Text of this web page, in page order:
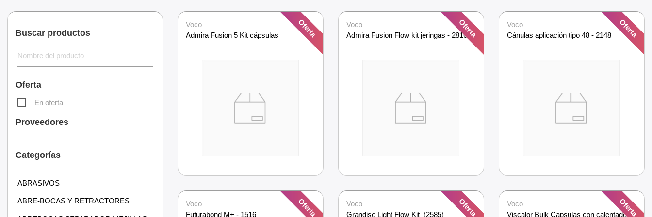
Buscar productos
Oferta
En oferta
Proveedores
Categorías
ABRASIVOS
ABRE-BOCAS Y RETRACTORES
Oferta
Voco
Admira Fusion 5 Kit cápsulas
Oferta
Voco
Admira Fusion Flow kit jeringas - 2816
Oferta
Voco
Cánulas aplicación tipo 48 - 2148
Oferta
Voco
Futurabond M+ - 1516
Oferta
Voco
Grandiso Light Flow Kit  (2585)
Oferta
Voco
Viscalor Bulk Capsulas con calentador